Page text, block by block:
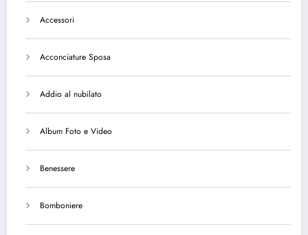
Accessori
Acconciature Sposa
Addio al nubilato
Album Foto e Video
Benessere
Bomboniere